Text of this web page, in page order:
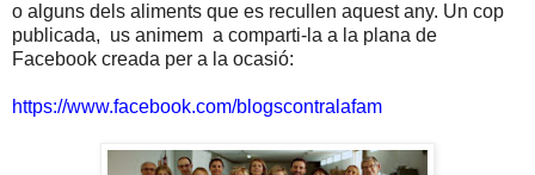
o alguns dels aliments que es recullen aquest any. Un cop
publicada, us animem a comparti-la a la plana de
Facebook creada per a la ocasió:
https://www.facebook.com/blogscontralafam